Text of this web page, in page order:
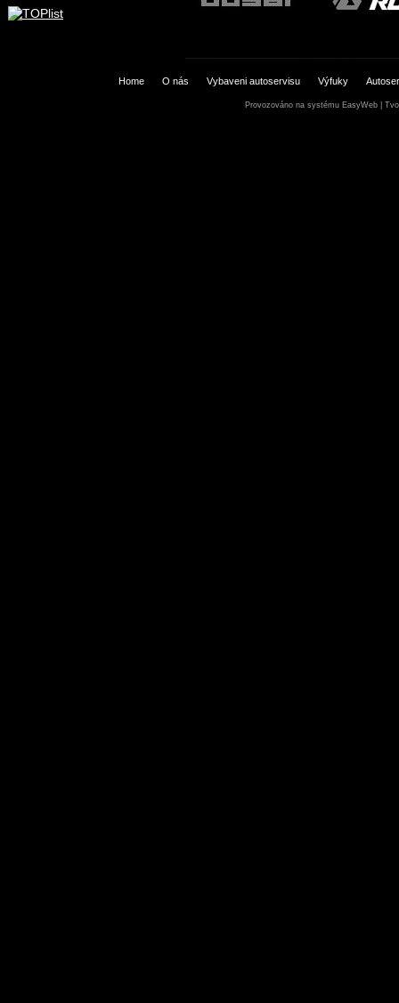
Home O nás Vybaveni autoservisu Výfuky
Provozováno na systému EasyWeb|